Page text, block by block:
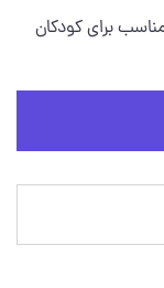
برای کودکان